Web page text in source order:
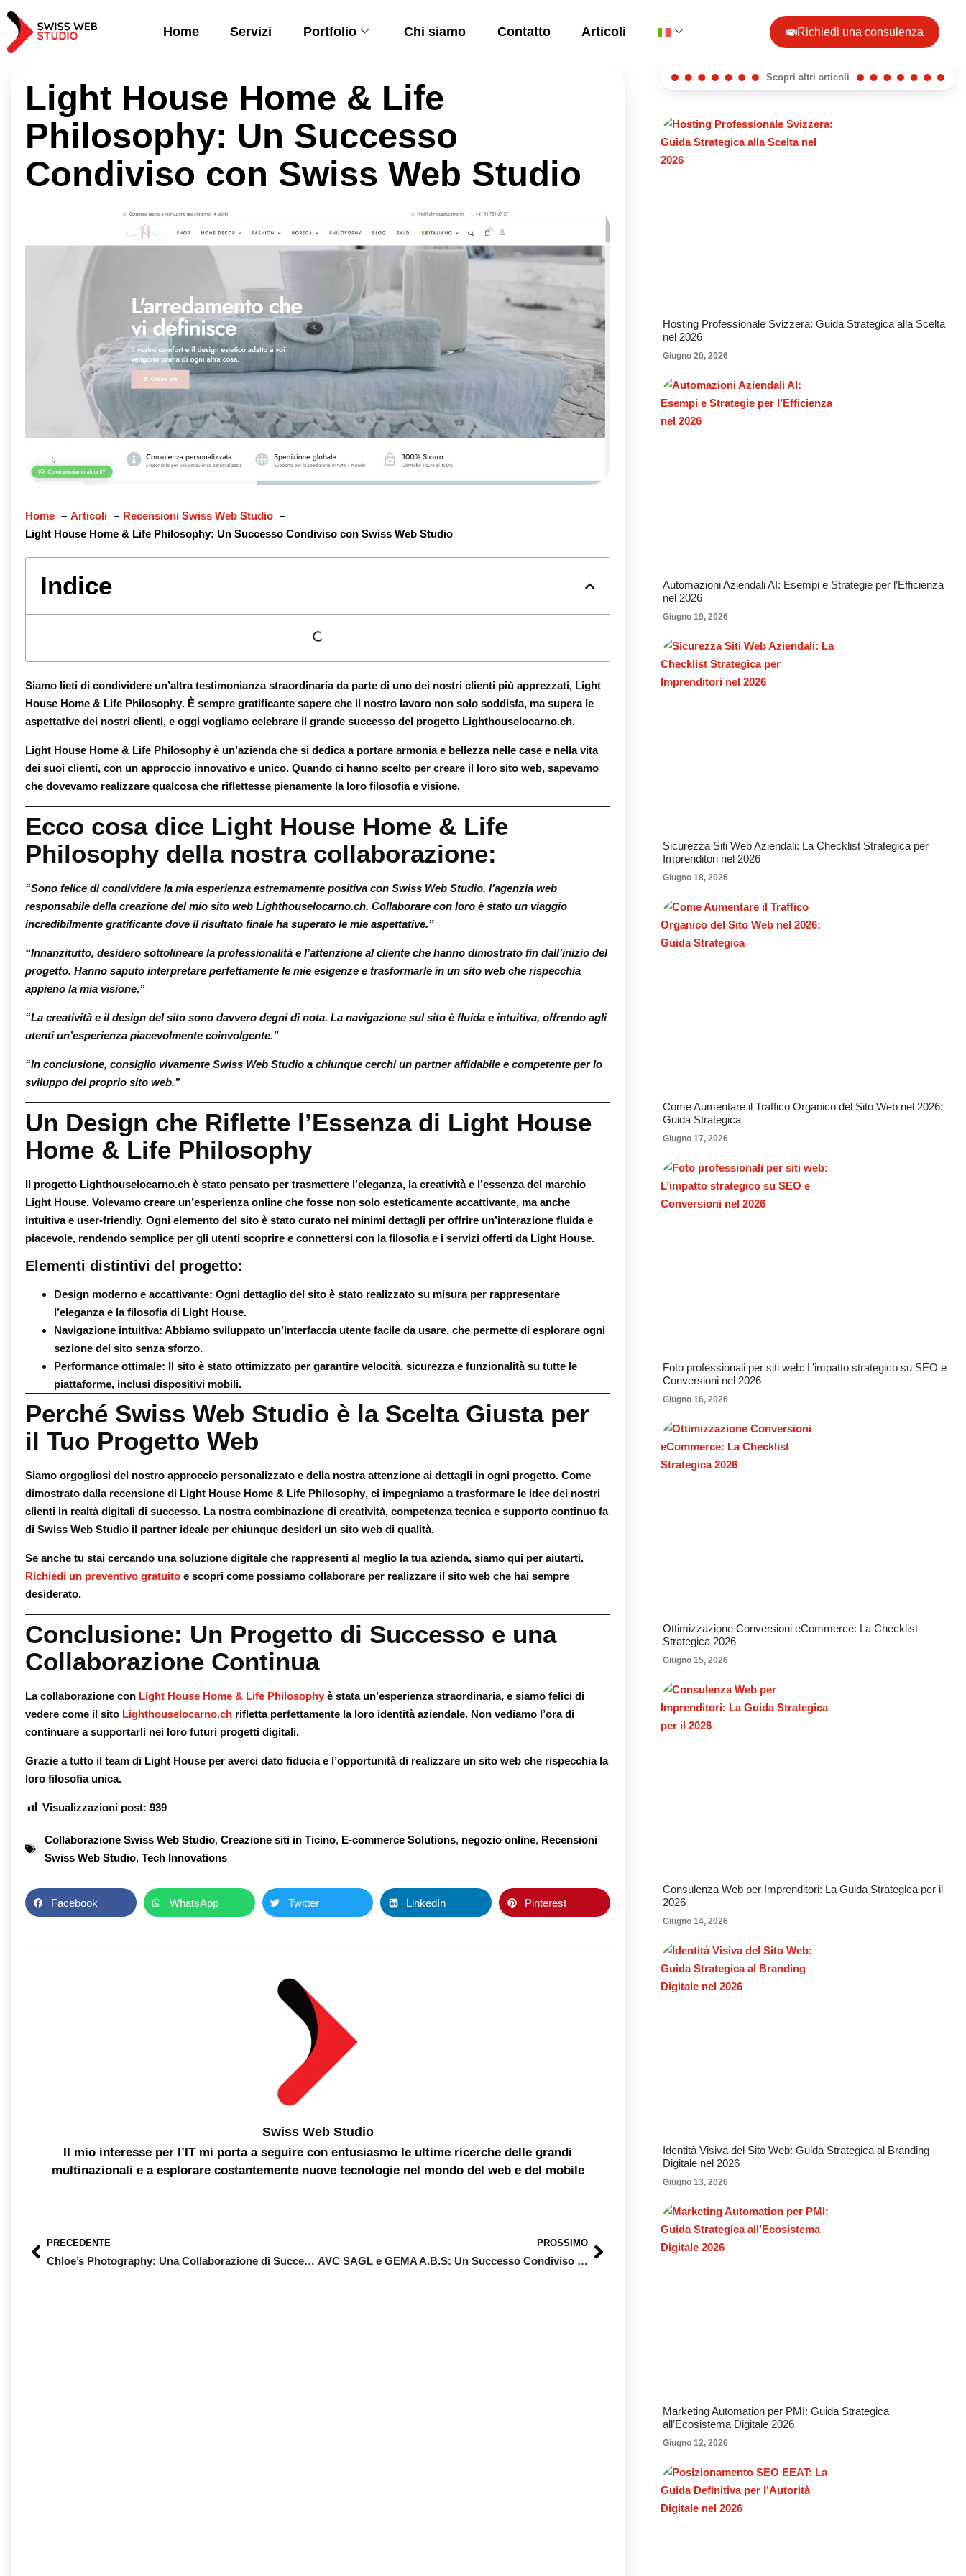
Home Servizi Portfolio Chi siamo Contatto Articoli Richiedi una consulenza
Light House Home & Life
Philosophy: Un Successo
Condiviso con Swiss Web Studio
Home Articoli
Recensioni Swiss Web Studio
Light House Home & Life Philosophy: Un Successo Condiviso con Swiss Web Studio
Indice
Siamo lieti di condividere un’altra testimonianza straordinaria da parte di uno dei nostri clienti più apprezzati, Light
House Home & Life Philosophy. È sempre gratificante sapere che il nostro lavoro non solo soddisfa, ma supera le
aspettative dei nostri clienti, e oggi vogliamo celebrare il grande successo del progetto Lighthouselocarno.ch.
Light House Home & Life Philosophy è un’azienda che si dedica a portare armonia e bellezza nelle case e nella vita
dei suoi clienti, con un approccio innovativo e unico. Quando ci hanno scelto per creare il loro sito web, sapevamo
che dovevamo realizzare qualcosa che riflettesse pienamente la loro filosofia e visione.
Ecco cosa dice Light House Home & Life
Philosophy della nostra collaborazione:
“Sono felice di condividere la mia esperienza estremamente positiva con Swiss Web Studio, l’agenzia web
responsabile della creazione del mio sito web Lighthouselocarno.ch. Collaborare con loro è stato un viaggio
incredibilmente gratificante dove il risultato finale ha superato le mie aspettative.”
“Innanzitutto, desidero sottolineare la professionalità e l’attenzione al cliente che hanno dimostrato fin dall’inizio del
progetto. Hanno saputo interpretare perfettamente le mie esigenze e trasformarle in un sito web che rispecchia
appieno la mia visione.”
“La creatività e il design del sito sono davvero degni di nota. La navigazione sul sito è fluida e intuitiva, offrendo agli
utenti un’esperienza piacevolmente coinvolgente.”
“In conclusione, consiglio vivamente Swiss Web Studio a chiunque cerchi un partner affidabile e competente per lo
sviluppo del proprio sito web.”
Un Design che Riflette l’Essenza di Light House
Home & Life Philosophy
Il progetto Lighthouselocarno.ch è stato pensato per trasmettere l’eleganza, la creatività e l’essenza del marchio
Light House. Volevamo creare un’esperienza online che fosse non solo esteticamente accattivante, ma anche
intuitiva e user-friendly. Ogni elemento del sito è stato curato nei minimi dettagli per offrire un’interazione fluida e
piacevole, rendendo semplice per gli utenti scoprire e connettersi con la filosofia e i servizi offerti da Light House.
Elementi distintivi del progetto:
Design moderno e accattivante: Ogni dettaglio del sito è stato realizzato su misura per rappresentare
l’eleganza e la filosofia di Light House.
Navigazione intuitiva: Abbiamo sviluppato un’interfaccia utente facile da usare, che permette di esplorare ogni
sezione del sito senza sforzo.
Performance ottimale: Il sito è stato ottimizzato per garantire velocità, sicurezza e funzionalità su tutte le
piattaforme, inclusi dispositivi mobili.
Perché Swiss Web Studio è la Scelta Giusta per
il Tuo Progetto Web
Siamo orgogliosi del nostro approccio personalizzato e della nostra attenzione ai dettagli in ogni progetto. Come
dimostrato dalla recensione di Light House Home & Life Philosophy, ci impegniamo a trasformare le idee dei nostri
clienti in realtà digitali di successo. La nostra combinazione di creatività, competenza tecnica e supporto continuo fa
di Swiss Web Studio il partner ideale per chiunque desideri un sito web di qualità.
Se anche tu stai cercando una soluzione digitale che rappresenti al meglio la tua azienda, siamo qui per aiutarti.
Richiedi un preventivo gratuito e scopri come possiamo collaborare per realizzare il sito web che hai sempre
desiderato.
Conclusione: Un Progetto di Successo e una
Collaborazione Continua
La collaborazione con Light House Home & Life Philosophy è stata un’esperienza straordinaria, e siamo felici di
vedere come il sito Lighthouselocarno.ch rifletta perfettamente la loro identità aziendale. Non vediamo l’ora di
continuare a supportarli nei loro futuri progetti digitali.
Grazie a tutto il team di Light House per averci dato fiducia e l’opportunità di realizzare un sito web che rispecchia la
loro filosofia unica.
Visualizzazioni post: 939
Collaborazione Swiss Web Studio, Creazione siti in Ticino, E-commerce Solutions, negozio online, Recensioni
Swiss Web Studio, Tech Innovations
Facebook WhatsApp Twitter LinkedIn Pinterest
Swiss Web Studio
Il mio interesse per l’IT mi porta a seguire con entusiasmo le ultime ricerche delle grandi
multinazionali e a esplorare costantemente nuove tecnologie nel mondo del web e del mobile
PRECEDENTE
Chloe’s Photography: Una Collaborazione di Successo con Swiss Web Studio
PROSSIMO
AVC SAGL e GEMA A.B.S: Un Successo Condiviso con Swiss Web Studio
Scopri altri articoli
Hosting Professionale Svizzera: Guida Strategica alla Scelta
nel 2026
Giugno 20, 2026
Automazioni Aziendali AI: Esempi e Strategie per l’Efficienza
nel 2026
Giugno 19, 2026
Sicurezza Siti Web Aziendali: La Checklist Strategica per
Imprenditori nel 2026
Giugno 18, 2026
Come Aumentare il Traffico Organico del Sito Web nel 2026:
Guida Strategica
Giugno 17, 2026
Foto professionali per siti web: L’impatto strategico su SEO e
Conversioni nel 2026
Giugno 16, 2026
Ottimizzazione Conversioni eCommerce: La Checklist
Strategica 2026
Giugno 15, 2026
Consulenza Web per Imprenditori: La Guida Strategica per il
2026
Giugno 14, 2026
Identità Visiva del Sito Web: Guida Strategica al Branding
Digitale nel 2026
Giugno 13, 2026
Marketing Automation per PMI: Guida Strategica
all’Ecosistema Digitale 2026
Giugno 12, 2026